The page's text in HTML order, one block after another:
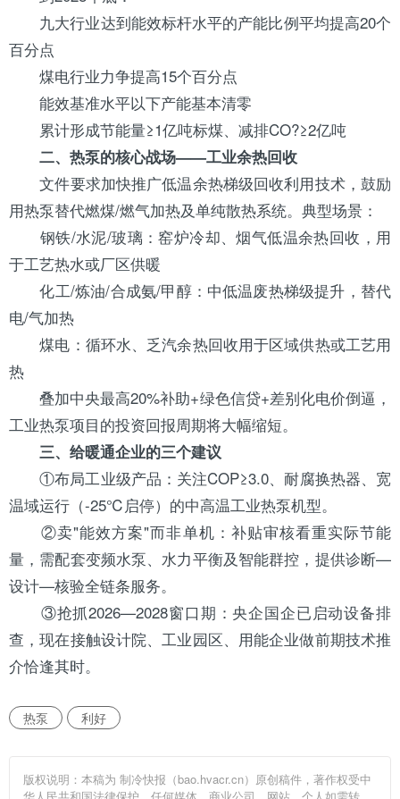
九大行业达到能效标杆水平的产能比例平均提高20个
百分点
煤电行业力争提高15个百分点
能效基准水平以下产能基本清零
累计形成节能量≥1亿吨标煤、减排CO?≥2亿吨
二、热泵的核心战场——工业余热回收
文件要求加快推广低温余热梯级回收利用技术，鼓励
用热泵替代燃煤/燃气加热及单纯散热系统。典型场景：
钢铁/水泥/玻璃：窑炉冷却、烟气低温余热回收，用
于工艺热水或厂区供暖
化工/炼油/合成氨/甲醇：中低温废热梯级提升，替代
电/气加热
煤电：循环水、乏汽余热回收用于区域供热或工艺用
热
叠加中央最高20%补助+绿色信贷+差别化电价倒逼，
工业热泵项目的投资回报周期将大幅缩短。
三、给暖通企业的三个建议
①布局工业级产品：关注COP≥3.0、耐腐换热器、宽
温域运行（-25℃启停）的中高温工业热泵机型。
②卖"能效方案"而非单机：补贴审核看重实际节能
量，需配套变频水泵、水力平衡及智能群控，提供诊断—
设计—核验全链条服务。
③抢抓2026—2028窗口期：央企国企已启动设备排
查，现在接触设计院、工业园区、用能企业做前期技术推
介恰逢其时。
热泵 利好
版权说明：本稿为 制冷快报（bao.hvacr.cn）原创稿件，著作权受中
华人民共和国法律保护，任何媒体、商业公司、网站、个人如需转